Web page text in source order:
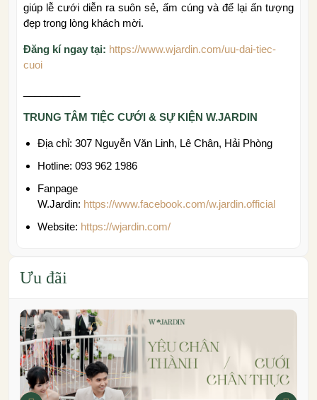
giúp lễ cưới diễn ra suôn sẻ, ấm cúng và để lại ấn tượng
đẹp trong lòng khách mời.
Đăng kí ngay tại: https://www.wjardin.com/uu-dai-tiec-
cuoi
TRUNG TÂM TIỆC CƯỚI & SỰ KIỆN W.JARDIN
Địa chỉ: 307 Nguyễn Văn Linh, Lê Chân, Hải Phòng
Hotline: 093 962 1986
Fanpage
W.Jardin: https://www.facebook.com/w.jardin.official
Website: https://wjardin.com/
Ưu đãi